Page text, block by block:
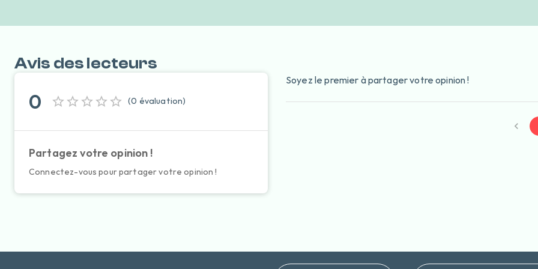
Avis des lecteurs
0 (0 évaluation)
Partagez votre opinion !
Connectez-vous pour partager votre opinion !
Soyez le premier à partager votre opinion !